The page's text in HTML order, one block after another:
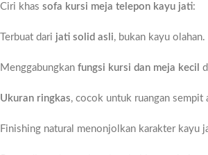
Ciri khas sofa kursi meja telepon kayu jati:
Terbuat dari jati solid asli, bukan kayu olahan.
Menggabungkan fungsi kursi dan meja kecil
Ukuran ringkas, cocok untuk ruangan sempit
Finishing natural menonjolkan karakter kayu